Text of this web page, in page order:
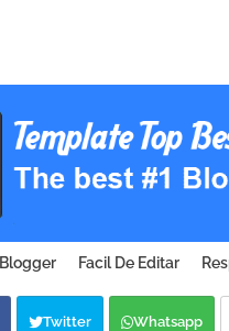
Blogger Facil De Editar
Twitter Whatsapp